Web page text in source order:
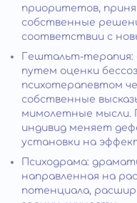
приоритетов,
собственные
соответствии с
Гештальт-терапия:
путем оценки
психотерапевтом
собственные
мимолетные мысли.
индивид меняет
установки на
Психодрама:
направленная на
потенциала,